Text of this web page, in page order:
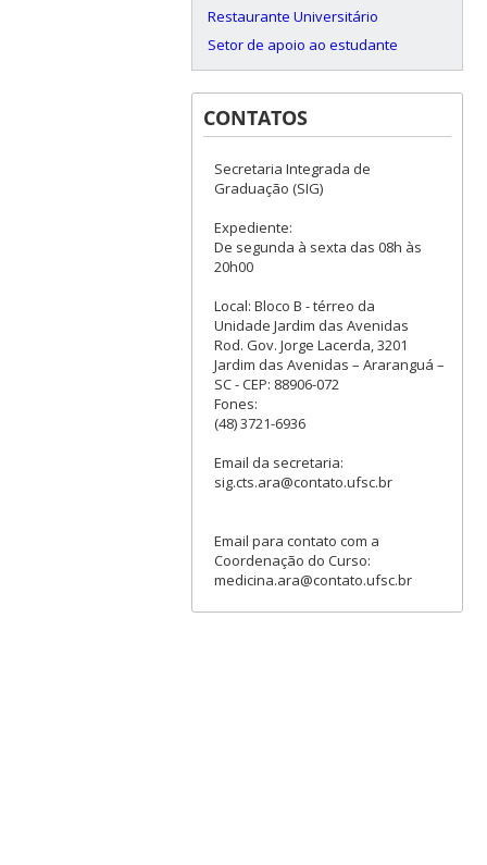
Restaurante Universitário
Setor de apoio ao estudante
CONTATOS
Secretaria Integrada de
Graduação (SIG)
Expediente:
De segunda à sexta das 08h às
20h00
Local: Bloco B - térreo da
Unidade Jardim das Avenidas
Rod. Gov. Jorge Lacerda, 3201
Jardim das Avenidas – Araranguá –
SC - CEP: 88906-072
Fones:
(48) 3721-6936
Email da secretaria:
sig.cts.ara@contato.ufsc.br
Email para contato com a
Coordenação do Curso:
medicina.ara@contato.ufsc.br